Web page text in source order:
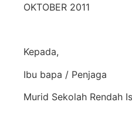
OKTOBER 2011
Kepada,
Ibu bapa / Penjaga
Murid Sekolah Rendah